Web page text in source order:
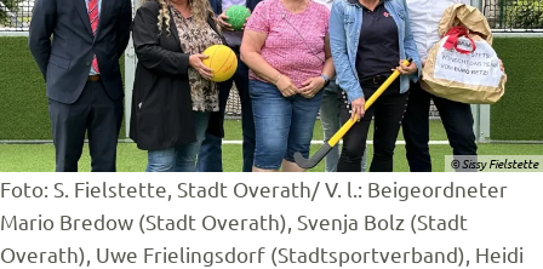
© Sissy Fielstette
Foto: S. Fielstette, Stadt Overath/ V. l.: Beigeordneter
Mario Bredow (Stadt Overath), Svenja Bolz (Stadt
Overath), Uwe Frielingsdorf (Stadtsportverband), Heidi